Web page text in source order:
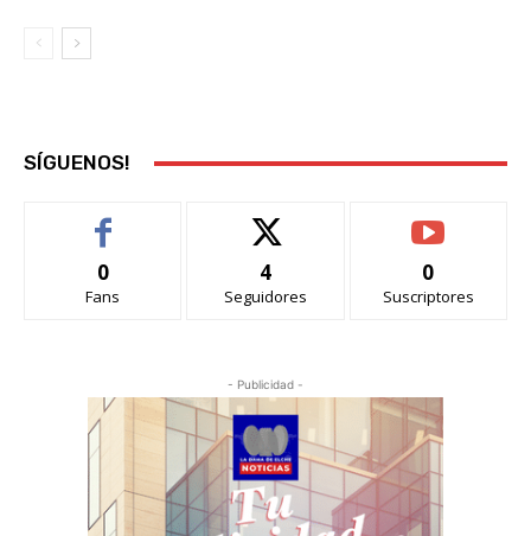
SÍGUENOS!
0
Fans
4
Seguidores
0
Suscriptores
- Publicidad -